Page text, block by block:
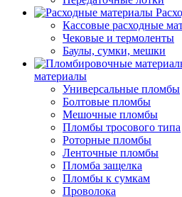
Кассовые расходные
Чековые и термоленты
Баулы, сумки, мешки
материалы
Универсальные пломбы
Болтовые пломбы
Мешочные пломбы
Пломбы тросового типа
Роторные пломбы
Ленточные пломбы
Пломба защелка
Пломбы к сумкам
Проволока